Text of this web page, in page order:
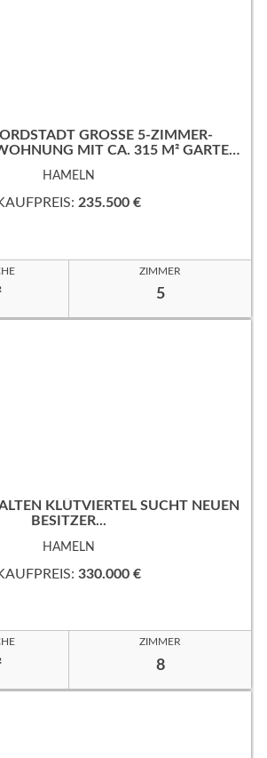
GROSSE 5-ZIMMER-M
MIT CA. 315 M² GARTEN
HAMELN
235.500 €
ZIMMER
5
KLÜTVIERTEL SUCHT NEUEN
BESITZER...
HAMELN
330.000 €
ZIMMER
8